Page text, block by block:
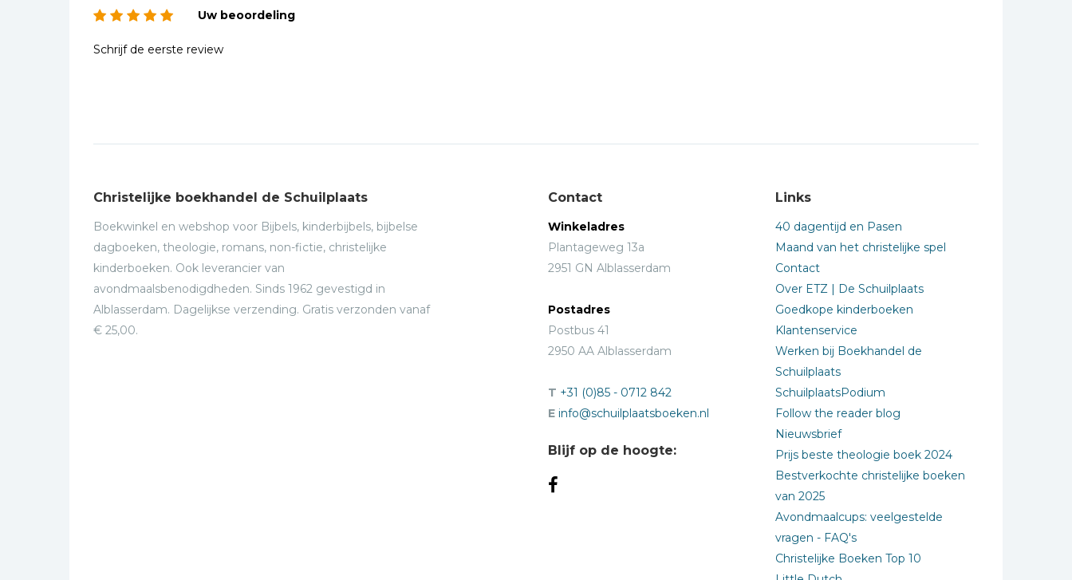
Regio | Alblasserwaard
Romans
Uw beoordeling
Schrijf de eerste review
Christelijke boekhandel de Schuilplaats
Boekwinkel en webshop voor Bijbels, kinderbijbels, bijbelse
dagboeken, theologie, romans, non-fictie, christelijke
kinderboeken. Ook leverancier van
avondmaalsbenodigdheden. Sinds 1962 gevestigd in
Alblasserdam. Dagelijkse verzending. Gratis verzonden vanaf
€ 25,00.
Contact
Winkeladres
Plantageweg 13a
2951 GN Alblasserdam
Postadres
Postbus 41
2950 AA Alblasserdam
T +31 (0)85 - 0712 842
E info@schuilplaatsboeken.nl
Blijf op de hoogte:
Links
40 dagentijd en Pasen
Maand van het christelijke spel
Contact
Over ETZ | De Schuilplaats
Goedkope kinderboeken
Klantenservice
Werken bij Boekhandel de
Schuilplaats
SchuilplaatsPodium
Follow the reader blog
Nieuwsbrief
Prijs beste theologie boek 2024
Bestverkochte christelijke boeken
van 2025
Avondmaalcups: veelgestelde
vragen - FAQ's
Christelijke Boeken Top 10